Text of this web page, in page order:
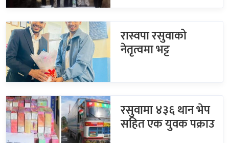
रास्वपा रसुवाको
नेतृत्वमा भट्ट
रसुवामा ४३६ थान भेप
सहित एक युवक पक्राउ